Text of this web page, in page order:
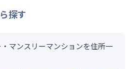
探す
マンスリーマンションを住所一